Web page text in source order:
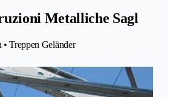
Metalliche Sagl
Treppen Geländer